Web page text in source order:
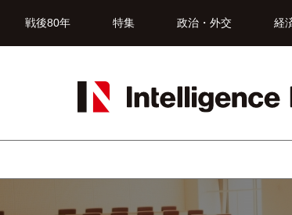
戦後80年 特集 政治・外交 経